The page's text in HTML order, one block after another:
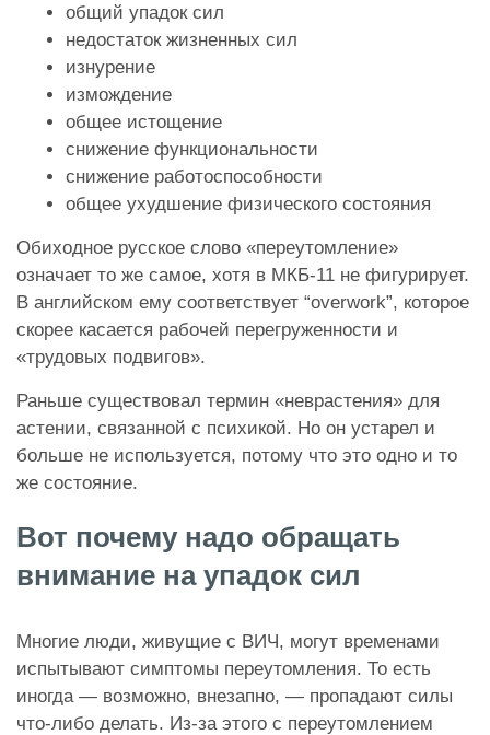
общий упадок сил
недостаток жизненных сил
изнурение
измождение
общее истощение
снижение функциональности
снижение работоспособности
общее ухудшение физического состояния
Обиходное русское слово «переутомление»
означает то же самое, хотя в МКБ-11 не фигурирует.
В английском ему соответствует “overwork”, которое
скорее касается рабочей перегруженности и
«трудовых подвигов».
Раньше существовал термин «неврастения» для
астении, связанной с психикой. Но он устарел и
больше не используется, потому что это одно и то
же состояние.
Вот почему надо обращать
внимание на упадок сил
Многие люди, живущие с ВИЧ, могут временами
испытывают симптомы переутомления. То есть
иногда — возможно, внезапно, — пропадают силы
что-либо делать. Из-за этого с переутомлением